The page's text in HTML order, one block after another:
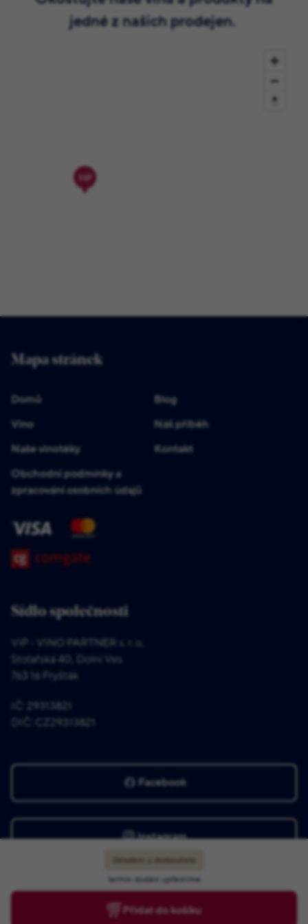
Skladem u dodavatele
termín dodání upřesníme
Přidat do košíku
jedné z našich prodejen.
Mapa stránek
Domů
Blog
Víno
Náš příběh
Naše vinotéky
Kontakt
Obchodní podmínky a
zpracování osobních údajů
Sídlo společnosti
ViP - VINO PARTNER s. r. o.
Stolařská 40, Dolní Ves
763 16 Fryšták
IČ: 29313821
DIČ: CZ29313821
Facebook
Instagram
© 2025 ViP - VINO PARTNER s. r. o.